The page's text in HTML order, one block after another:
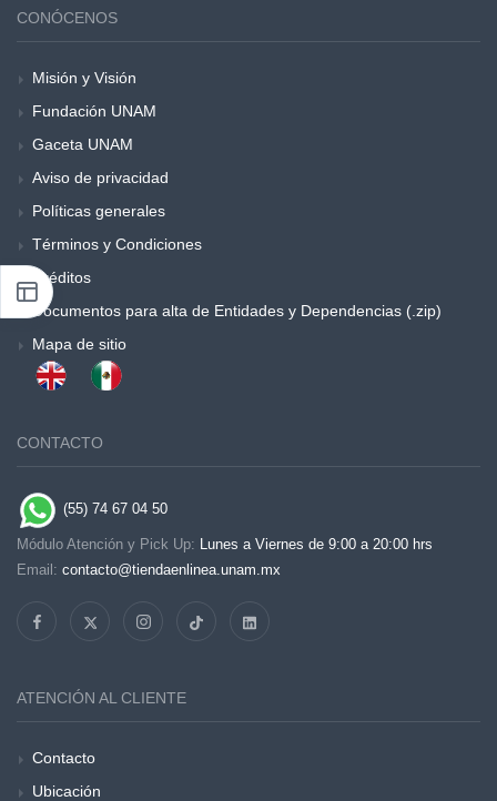
CONÓCENOS
Misión y Visión
Fundación UNAM
Gaceta UNAM
Aviso de privacidad
Políticas generales
Términos y Condiciones
Créditos
Documentos para alta de Entidades y Dependencias (.zip)
Mapa de sitio
CONTACTO
(55) 74 67 04 50
Módulo Atención y Pick Up: Lunes a Viernes de 9:00 a 20:00 hrs
Email: contacto@tiendaenlinea.unam.mx
ATENCIÓN AL CLIENTE
Contacto
Ubicación